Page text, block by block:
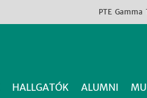
PTE Gamma
HALLGATÓK ALUMNI